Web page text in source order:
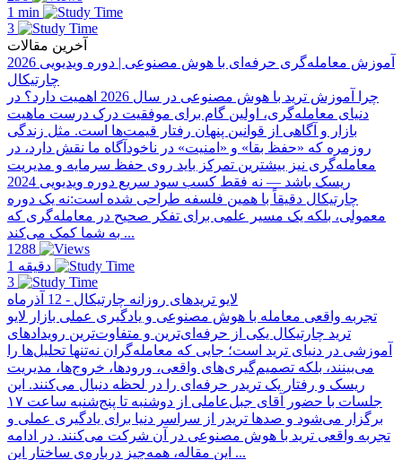
1 min
3
آخرین مقالات
آموزش معامله‌گری حرفه‌ای با هوش مصنوعی | دوره ویدیویی 2026
چارتیکال
چرا آموزش ترید با هوش مصنوعی در سال 2026 اهمیت دارد؟ در
دنیای معامله‌گری، اولین گام برای موفقیت درک درست ماهیت
بازار و آگاهی از قوانین پنهان رفتار قیمت‌ها است. مثل زندگی
روزمره که «حفظ بقا» و «امنیت» در ناخودآگاه ما نقش دارد، در
معامله‌گری نیز بیشترین تمرکز باید روی حفظ سرمایه و مدیریت
ریسک باشد — نه فقط کسب سود سریع دوره ویدیویی 2024
چارتیکال دقیقاً با همین فلسفه طراحی شده است:نه یک دوره
معمولی، بلکه یک مسیر علمی برای تفکر صحیح در معامله‌گری که
به شما کمک می‌کند ...
1288
1 دقیقه
3
لایو تریدهای روزانه چارتیکال - 12 آذرماه
تجربه واقعی معامله با هوش مصنوعی و یادگیری عملی بازار لایو
ترید چارتیکال یکی از حرفه‌ای‌ترین و متفاوت‌ترین رویدادهای
آموزشی در دنیای ترید است؛ جایی که معامله‌گران نه‌تنها تحلیل‌ها را
می‌بینند، بلکه تصمیم‌گیری‌های واقعی، ورودها، خروج‌ها، مدیریت
ریسک و رفتار یک تریدر حرفه‌ای را در لحظه دنبال می‌کنند. این
جلسات با حضور آقای جبل‌عاملی از دو‌شنبه تا پنج‌شنبه ساعت ۱۷
برگزار می‌شود و صدها تریدر از سراسر دنیا برای یادگیری عملی و
تجربه واقعی ترید با هوش مصنوعی در آن شرکت می‌کنند. در ادامه
این مقاله، همه‌چیز درباره‌ی ساختار این ...